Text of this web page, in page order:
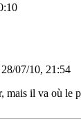
28/07/10, 21:54
il va où le